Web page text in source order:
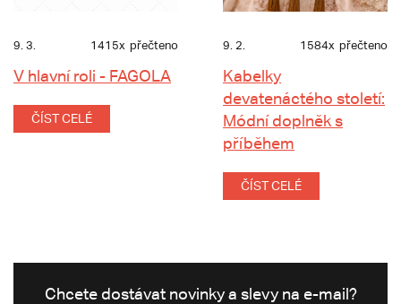
9. 3. 1415x přečteno
V hlavní roli - FAGOLA
ČÍST CELÉ
9. 2. 1584x přečteno
Kabelky
devatenáctého století:
Módní doplněk s
příběhem
ČÍST CELÉ
Chcete dostávat novinky a slevy na e-mail?